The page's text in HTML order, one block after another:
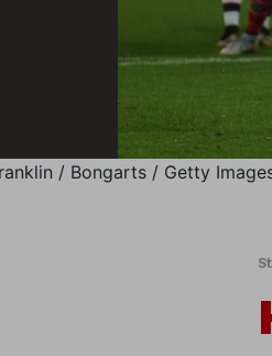
/ Bongarts / Getty